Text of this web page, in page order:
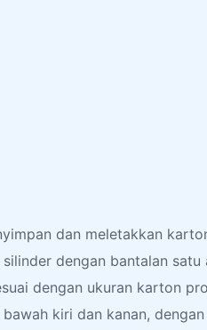
dan meletakkan
dengan bantalan satu
dengan ukuran karton
kiri dan kanan,